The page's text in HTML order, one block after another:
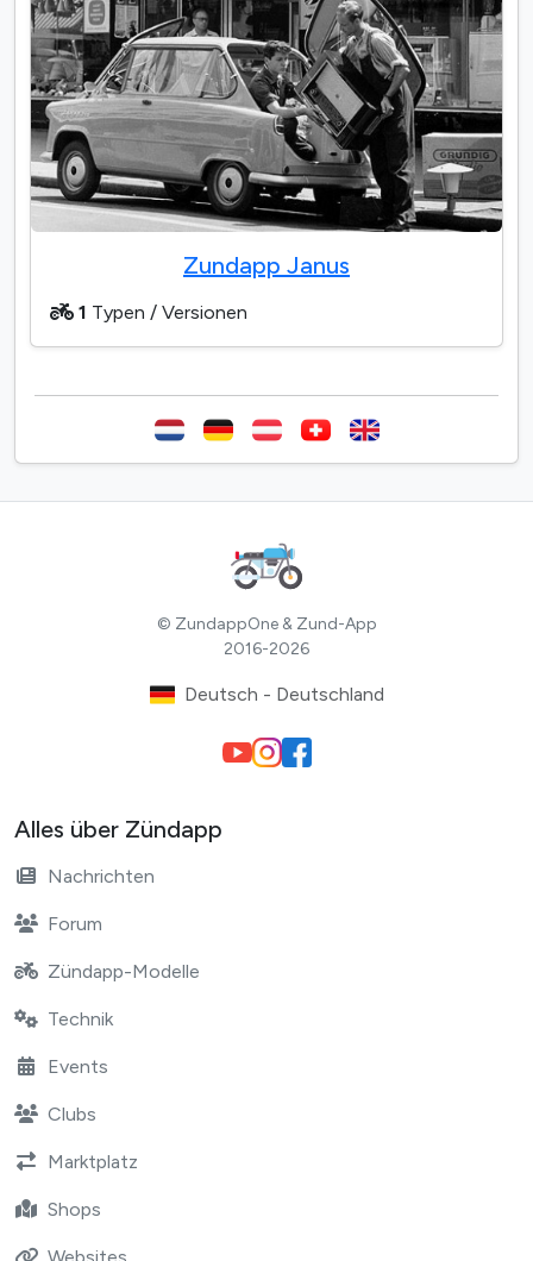
Zundapp Janus
1 Typen / Versionen
© ZundappOne & Zund-App
2016-2026
Deutsch - Deutschland
Alles über Zündapp
Nachrichten
Forum
Zündapp-Modelle
Technik
Events
Clubs
Marktplatz
Shops